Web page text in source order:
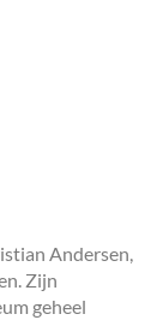
Andersen,
Zijn
geheel